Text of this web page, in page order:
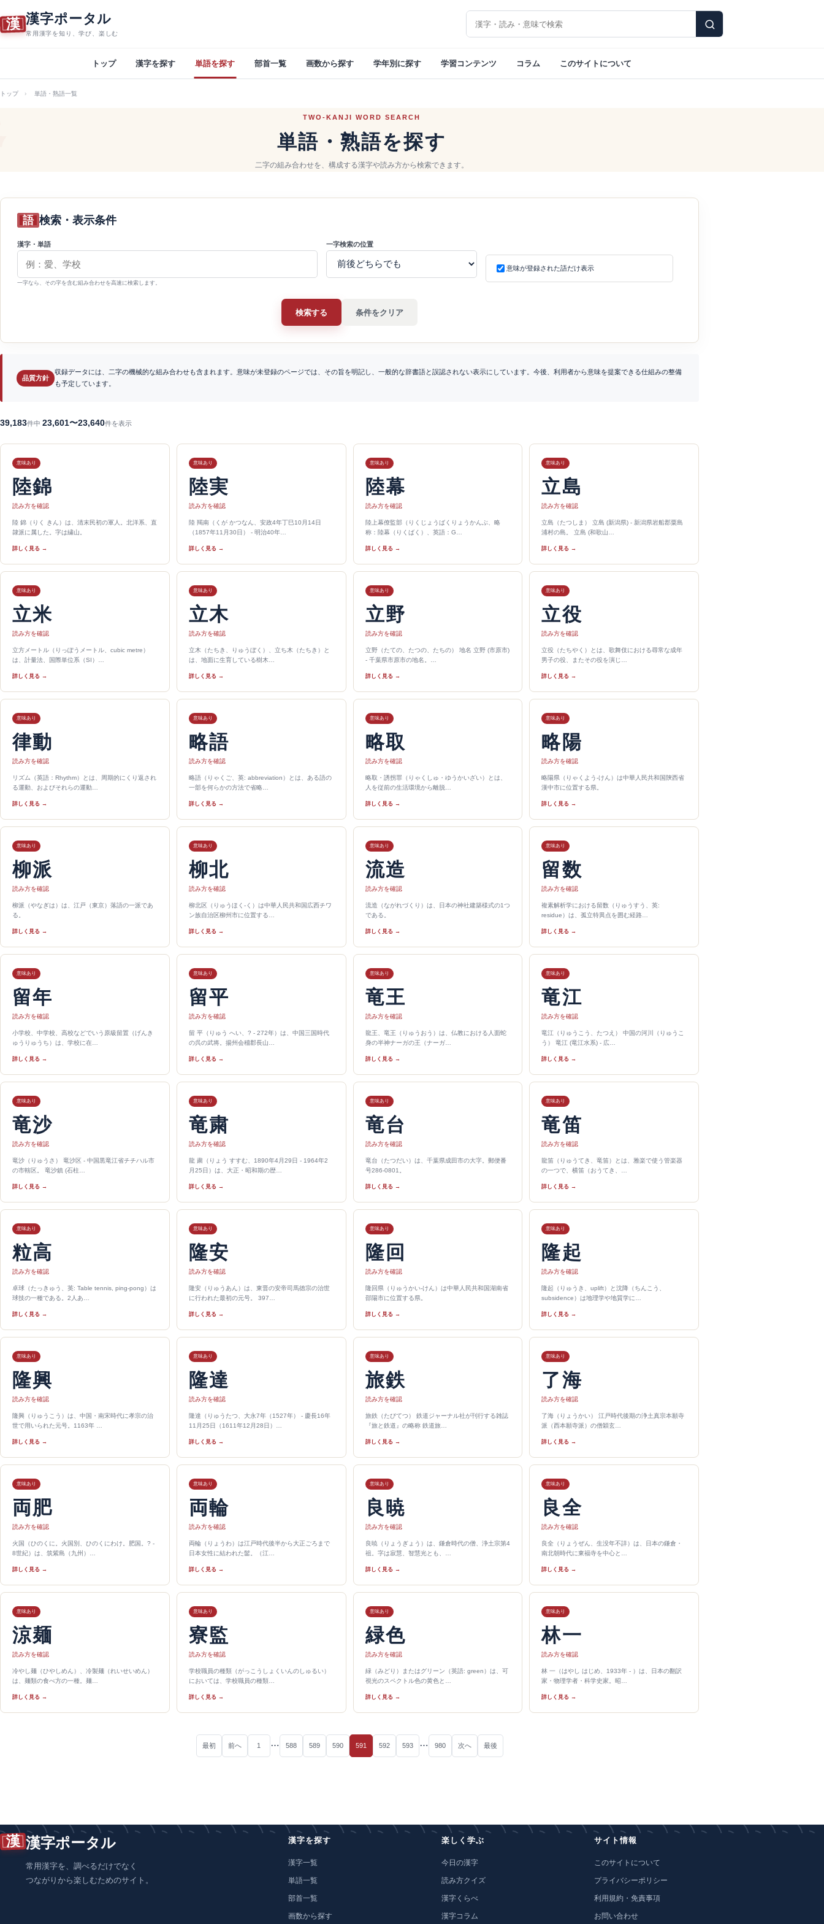
漢 漢字ポータル
常用漢字を知り、学び、楽しむ
漢字を検索
トップ 漢字を探す 単語を探す 部首一覧 画数から探す 学年別に探す 学習コンテンツ コラム このサイトについて
トップ 単語・熟語一覧
TWO-KANJI WORD SEARCH
単語・熟語を探す
二字の組み合わせを、構成する漢字や読み方から検索できます。
語 検索・表示条件
漢字・単語
一字なら、その字を含む組み合わせを高速に検索します。
一字検索の位置
意味が登録された語だけ表示
検索する 条件をクリア
品質方針
収録データには、二字の機械的な組み合わせも含まれます。意味が未登録のページでは、その旨を明記し、一般的な辞書語と誤認されない表示にしています。今後、利用者から意味を提案できる仕組みの整備
も予定しています。
39,183件中 23,601〜23,640件を表示
意味あり
陸錦
読み方を確認
陸 錦（りく きん）は、清末民初の軍人。北洋系、直
隷派に属した。字は繍山。
詳しく見る →
意味あり
陸実
読み方を確認
陸 羯南（くが かつなん、安政4年丁巳10月14日
（1857年11月30日） - 明治40年…
詳しく見る →
意味あり
陸幕
読み方を確認
陸上幕僚監部（りくじょうばくりょうかんぶ、略
称：陸幕（りくばく）、英語：G…
詳しく見る →
意味あり
立島
読み方を確認
立島（たつしま） 立島 (新潟県) - 新潟県岩船郡粟島
浦村の島。 立島 (和歌山…
詳しく見る →
意味あり
立米
読み方を確認
立方メートル（りっぽうメートル、cubic metre）
は、計量法、国際単位系（SI）…
詳しく見る →
意味あり
立木
読み方を確認
立木（たちき、りゅうぼく）、立ち木（たちき）と
は、地面に生育している樹木…
詳しく見る →
意味あり
立野
読み方を確認
立野（たての、たつの、たちの） 地名 立野 (市原市)
- 千葉県市原市の地名。…
詳しく見る →
意味あり
立役
読み方を確認
立役（たちやく）とは、歌舞伎における尋常な成年
男子の役、またその役を演じ…
詳しく見る →
意味あり
律動
読み方を確認
リズム（英語：Rhythm）とは、周期的にくり返され
る運動、およびそれらの運動…
詳しく見る →
意味あり
略語
読み方を確認
略語（りゃくご、英: abbreviation）とは、ある語の
一部を何らかの方法で省略…
詳しく見る →
意味あり
略取
読み方を確認
略取・誘拐罪（りゃくしゅ・ゆうかいざい）とは、
人を従前の生活環境から離脱…
詳しく見る →
意味あり
略陽
読み方を確認
略陽県（りゃくよう-けん）は中華人民共和国陝西省
漢中市に位置する県。
詳しく見る →
意味あり
柳派
読み方を確認
柳派（やなぎは）は、江戸（東京）落語の一派であ
る。
詳しく見る →
意味あり
柳北
読み方を確認
柳北区（りゅうほく-く）は中華人民共和国広西チワ
ン族自治区柳州市に位置する…
詳しく見る →
意味あり
流造
読み方を確認
流造（ながれづくり）は、日本の神社建築様式の1つ
である。
詳しく見る →
意味あり
留数
読み方を確認
複素解析学における留数（りゅうすう、英:
residue）は、孤立特異点を囲む経路…
詳しく見る →
意味あり
留年
読み方を確認
小学校、中学校、高校などでいう原級留置（げんき
ゅうりゅうち）は、学校に在…
詳しく見る →
意味あり
留平
読み方を確認
留 平（りゅう へい、? - 272年）は、中国三国時代
の呉の武将。揚州会稽郡長山…
詳しく見る →
意味あり
竜王
読み方を確認
龍王、竜王（りゅうおう）は、仏教における人面蛇
身の半神ナーガの王（ナーガ…
詳しく見る →
意味あり
竜江
読み方を確認
竜江（りゅうこう、たつえ） 中国の河川（りゅうこ
う） 竜江 (竜江水系) - 広…
詳しく見る →
意味あり
竜沙
読み方を確認
竜沙（りゅうさ） 竜沙区 - 中国黒竜江省チチハル市
の市轄区。 竜沙鎮 (石柱…
詳しく見る →
意味あり
竜粛
読み方を確認
龍 粛（りょう すすむ、1890年4月29日 - 1964年2
月25日）は、大正・昭和期の歴…
詳しく見る →
意味あり
竜台
読み方を確認
竜台（たつだい）は、千葉県成田市の大字。郵便番
号286-0801。
詳しく見る →
意味あり
竜笛
読み方を確認
龍笛（りゅうてき、竜笛）とは、雅楽で使う管楽器
の一つで、横笛（おうてき、…
詳しく見る →
意味あり
粒高
読み方を確認
卓球（たっきゅう、英: Table tennis, ping-pong）は
球技の一種である。2人あ…
詳しく見る →
意味あり
隆安
読み方を確認
隆安（りゅうあん）は、東晋の安帝司馬徳宗の治世
に行われた最初の元号。 397…
詳しく見る →
意味あり
隆回
読み方を確認
隆回県（りゅうかい-けん）は中華人民共和国湖南省
邵陽市に位置する県。
詳しく見る →
意味あり
隆起
読み方を確認
隆起（りゅうき、uplift）と沈降（ちんこう、
subsidence）は地理学や地質学に…
詳しく見る →
意味あり
隆興
読み方を確認
隆興（りゅうこう）は、中国・南宋時代に孝宗の治
世で用いられた元号。1163年 …
詳しく見る →
意味あり
隆達
読み方を確認
隆達（りゅうたつ、大永7年（1527年） - 慶長16年
11月25日（1611年12月28日）…
詳しく見る →
意味あり
旅鉄
読み方を確認
旅鉄（たびてつ） 鉄道ジャーナル社が刊行する雑誌
『旅と鉄道』の略称 鉄道旅…
詳しく見る →
意味あり
了海
読み方を確認
了海（りょうかい） 江戸時代後期の浄土真宗本願寺
派（西本願寺派）の僧穎玄…
詳しく見る →
意味あり
両肥
読み方を確認
火国（ひのくに。火国別、ひのくにわけ。肥国。? -
8世紀）は、筑紫島（九州）…
詳しく見る →
意味あり
両輪
読み方を確認
両輪（りょうわ）は江戸時代後半から大正ごろまで
日本女性に結われた髷。（江…
詳しく見る →
意味あり
良暁
読み方を確認
良暁（りょうぎょう）は、鎌倉時代の僧、浄土宗第4
祖。字は寂慧、智慧光とも、…
詳しく見る →
意味あり
良全
読み方を確認
良全（りょうぜん、生没年不詳）は、日本の鎌倉・
南北朝時代に東福寺を中心と…
詳しく見る →
意味あり
涼麺
読み方を確認
冷やし麺（ひやしめん）、冷製麺（れいせいめん）
は、麺類の食べ方の一種。麺…
詳しく見る →
意味あり
寮監
読み方を確認
学校職員の種類（がっこうしょくいんのしゅるい）
においては、学校職員の種類…
詳しく見る →
意味あり
緑色
読み方を確認
緑（みどり）またはグリーン（英語: green）は、可
視光のスペクトル色の黄色と…
詳しく見る →
意味あり
林一
読み方を確認
林 一（はやし はじめ、1933年 - ）は、日本の翻訳
家・物理学者・科学史家。昭…
詳しく見る →
最初 前へ 1 … 588 589 590 591 592 593 … 980 次へ 最後
漢 漢字ポータル
常用漢字を、調べるだけでなく
つながりから楽しむためのサイト。
漢字を探す
漢字一覧
単語一覧
部首一覧
画数から探す
楽しく学ぶ
今日の漢字
読み方クイズ
漢字くらべ
漢字コラム
サイト情報
このサイトについて
プライバシーポリシー
利用規約・免責事項
お問い合わせ